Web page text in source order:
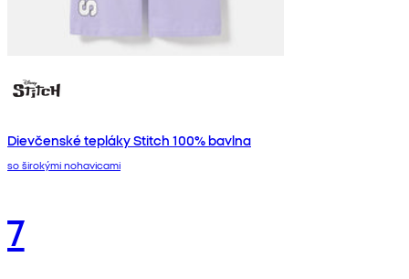
Dievčenské tepláky Stitch 100% bavlna
so širokými nohavicami
7